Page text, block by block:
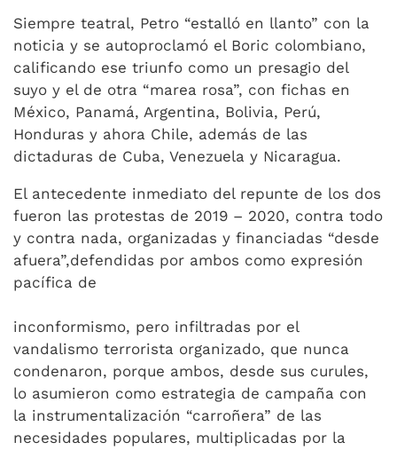
Siempre teatral, Petro “estalló en llanto” con la
noticia y se autoproclamó el Boric colombiano,
calificando ese triunfo como un presagio del
suyo y el de otra “marea rosa”, con fichas en
México, Panamá, Argentina, Bolivia, Perú,
Honduras y ahora Chile, además de las
dictaduras de Cuba, Venezuela y Nicaragua.
El antecedente inmediato del repunte de los dos
fueron las protestas de 2019 – 2020, contra todo
y contra nada, organizadas y financiadas “desde
afuera”,defendidas por ambos como expresión
pacífica de
inconformismo, pero infiltradas por el
vandalismo terrorista organizado, que nunca
condenaron, porque ambos, desde sus curules,
lo asumieron como estrategia de campaña con
la instrumentalización “carroñera” de las
necesidades populares, multiplicadas por la